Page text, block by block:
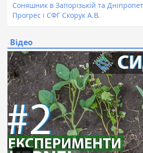
Соняшник в Запорізькій та
Прогрес і СФГ Скорук А.В.
Відео